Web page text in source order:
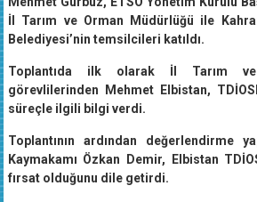
İl Tarım ve Orman Müdürlüğü ile
Belediyesi’nin temsilcileri katıldı.
Toplantıda ilk olarak İl Tarım ve
görevlilerinden Mehmet Elbistan,
süreçle ilgili bilgi verdi.
Kaymakamı Özkan Demir, Elbistan
fırsat olduğunu dile getirdi.